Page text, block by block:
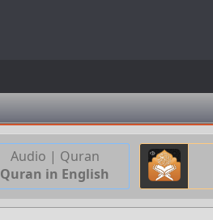
Audio | Quran
Quran in English